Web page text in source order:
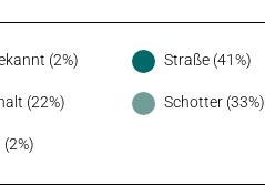
(2%) Straße (41%)
(22%) Schotter (33%)
(2%)